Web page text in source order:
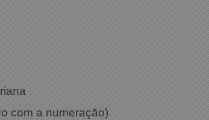
com a numeração)